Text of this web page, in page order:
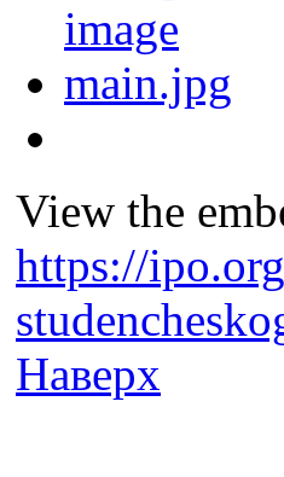
View the
https://
Наверх